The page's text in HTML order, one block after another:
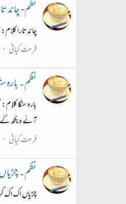
نظم- چاند
چاند تارا
فرحت کیانی
نظم۔ بارہ
بارہ سنگا
آئے دیکھ
فرحت کیانی
نظم۔
چِڑیاں اِک اِک